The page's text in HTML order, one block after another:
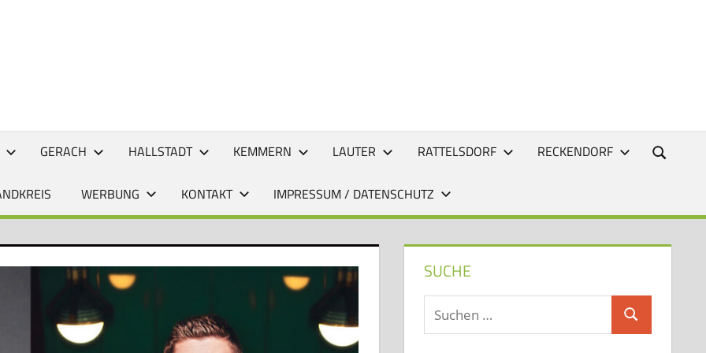
GERACH HALLSTADT KEMMERN LAUTER RATTELSDORF RECKENDORF
WERBUNG KONTAKT IMPRESSUM / DATENSCHUTZ
SUCHE
Suchen
nach:
Suchen